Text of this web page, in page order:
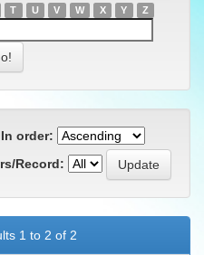
T U V W X Y Z
In order:
Record:
1 to 2 of 2